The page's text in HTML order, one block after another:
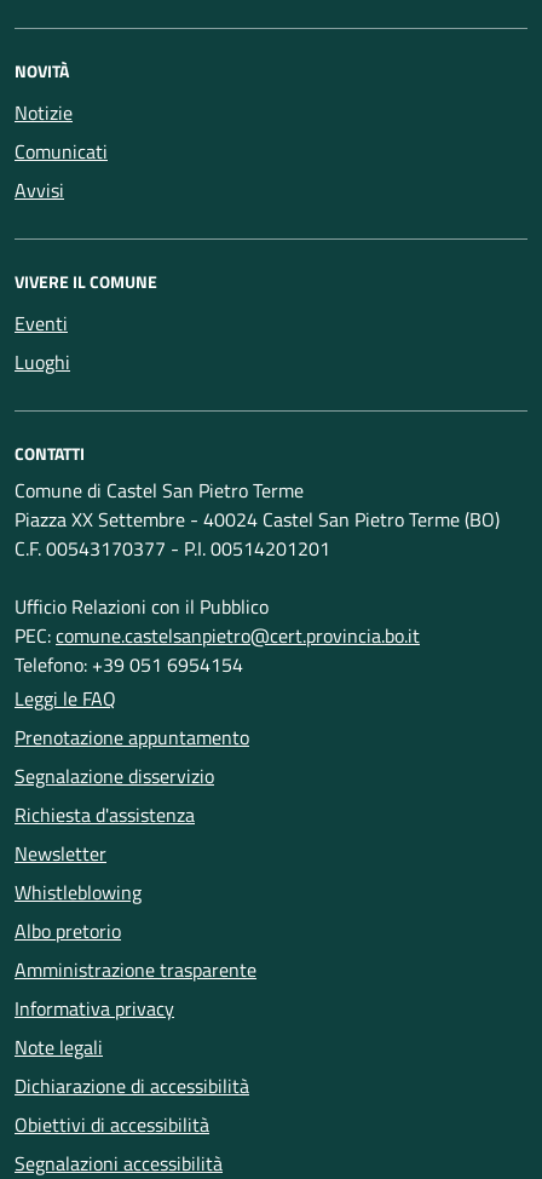
NOVITÀ
Notizie
Comunicati
Avvisi
VIVERE IL COMUNE
Eventi
Luoghi
CONTATTI
Comune di Castel San Pietro Terme
Piazza XX Settembre - 40024 Castel San Pietro Terme (BO)
C.F. 00543170377 - P.I. 00514201201
Ufficio Relazioni con il Pubblico
PEC:comune.castelsanpietro@cert.provincia.bo.it
Telefono: +39 051 6954154
Leggi le FAQ
Prenotazione appuntamento
Segnalazione disservizio
Richiesta d'assistenza
Newsletter
Whistleblowing
Albo pretorio
Amministrazione trasparente
Informativa privacy
Note legali
Dichiarazione di accessibilità
Obiettivi di accessibilità
Segnalazioni accessibilità